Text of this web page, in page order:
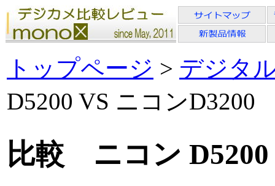
トップページ > デジタ
D5200 VS ニコンD3200
比較 ニコン